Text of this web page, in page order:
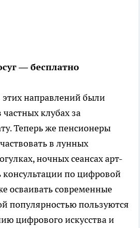
— бесплатно
направлений были
клубах за
Теперь же пенсионеры
в лунных
ночных сеансах арт-
консультации по цифровой
осваивать современные
популярностью пользуются
цифрового искусства и